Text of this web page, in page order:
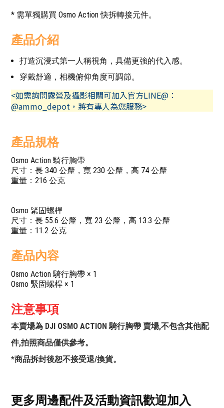
* 需單獨購買 Osmo Action 快拆轉接元件。
產品介紹
打造沉浸式第一人稱視角，具備更強的代入感。
穿戴舒適，相機俯仰角度可調節。
<如需詢問露營及攝影相關可加入官方LINE@：
@ammo_depot，將有專人為您服務>
產品規格
Osmo Action 騎行胸帶
尺寸：長 340 公釐，寬 230 公釐，高 74 公釐
重量：216 公克
Osmo 緊固螺桿
尺寸：長 55.6 公釐，寬 23 公釐，高 13.3 公釐
重量：11.2 公克
產品內容
Osmo Action 騎行胸帶 × 1
Osmo 緊固螺桿 × 1
注意事項
本賣場為 DJI OSMO ACTION 騎行胸帶 賣場,不包含其他配
件,拍照商品僅供參考。
*商品拆封後恕不接受退/換貨。
更多周邊配件及活動資訊歡迎加入